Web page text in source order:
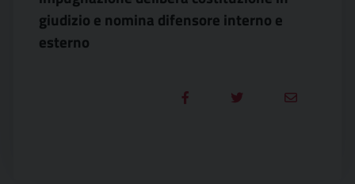
giudizio e nomina difensore interno e
esterno